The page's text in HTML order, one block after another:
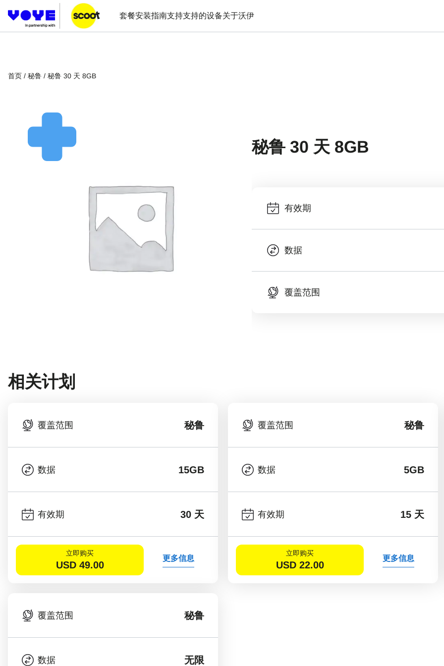
套餐安装指南支持支持的设备关于沃伊
首页 / 秘鲁 / 秘鲁 30 天 8GB
秘鲁 30 天 8GB
有效期
数据
覆盖范围
相关计划
覆盖范围 秘鲁
数据 15GB
有效期 30 天
立即购买
USD 49.00
更多信息
覆盖范围 秘鲁
数据 5GB
有效期 15 天
立即购买
USD 22.00
更多信息
覆盖范围 秘鲁
数据 无限